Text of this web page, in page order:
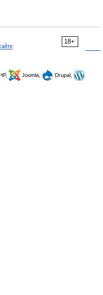
18+
Joomla,
Drupal,